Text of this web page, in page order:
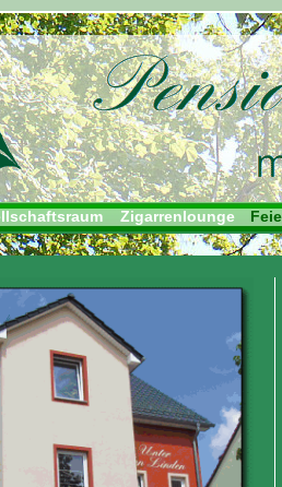
Zigarrenlounge